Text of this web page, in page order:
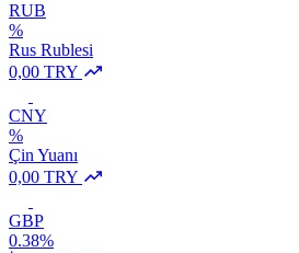
RUB
%
Rus Rublesi
0,00 TRY
CNY
%
Çin Yuanı
0,00 TRY
GBP
0.38%